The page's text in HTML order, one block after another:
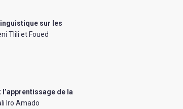
sur les
Tlili et Foued
de la
Iro Amado